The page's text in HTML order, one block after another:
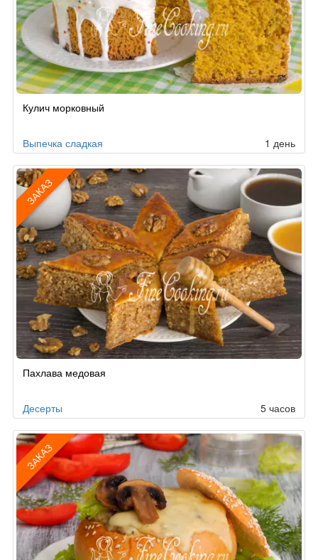
поКулич морковный
Выпечка сладкая 1 день
ЗАКАЗ
поПахлава медовая
Десерты 5 часов
ЗАКАЗ